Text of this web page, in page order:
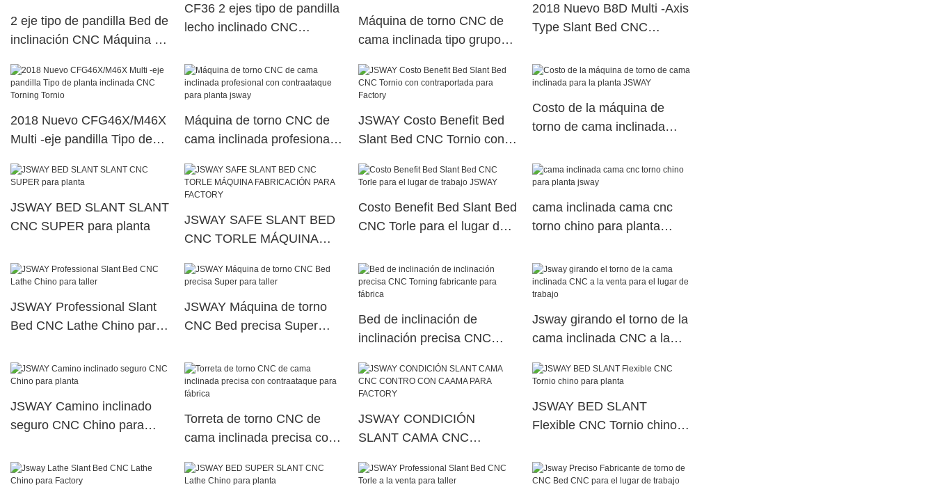
2 eje tipo de pandilla Bed de
inclinación CNC Máquina de
CF36 2 ejes tipo de pandilla
lecho inclinado CNC
Máquina de torno CNC de
cama inclinada tipo grupo
2018 Nuevo B8D Multi -Axis
Type Slant Bed CNC
2018 Nuevo CFG46X/M46X
Multi -eje pandilla Tipo de
Torning Tornio
Máquina de torno CNC de
cama inclinada profesional
planta jsway
JSWAY Costo Benefit Bed
Slant Bed CNC Tornio con
Costo de la máquina de
torno de cama inclinada
JSWAY BED SLANT SLANT
CNC SUPER para planta
JSWAY SAFE SLANT BED
CNC TORLE MÁQUINA
FACTORY
Costo Benefit Bed Slant Bed
CNC Torle para el lugar de
cama inclinada cama cnc
torno chino para planta
JSWAY Professional Slant
Bed CNC Lathe Chino para
JSWAY Máquina de torno
CNC Bed precisa Super
Bed de inclinación de
inclinación precisa CNC
fábrica
Jsway girando el torno de la
cama inclinada CNC a la
trabajo
JSWAY Camino inclinado
seguro CNC Chino para
Torreta de torno CNC de
cama inclinada precisa con
JSWAY CONDICIÓN
SLANT CAMA CNC
PARA FACTORY
JSWAY BED SLANT
Flexible CNC Tornio chino